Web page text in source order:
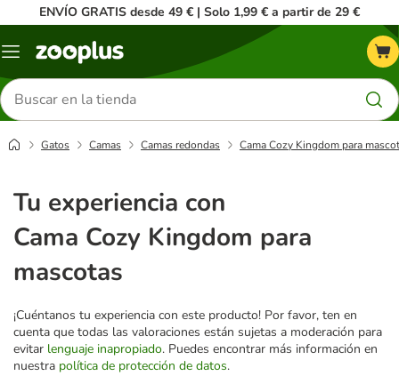
ENVÍO GRATIS desde 49 € | Solo 1,99 € a partir de 29 €
Menú
Buscar
productos
Gatos Camas Camas redondas Cama Cozy Kingdom para
Tu experiencia con
Cama Cozy Kingdom para
mascotas
¡Cuéntanos tu experiencia con este producto! Por favor, ten en
cuenta que todas las valoraciones están sujetas a moderación para
evitar lenguaje inapropiado. Puedes encontrar más información en
nuestra política de protección de datos.